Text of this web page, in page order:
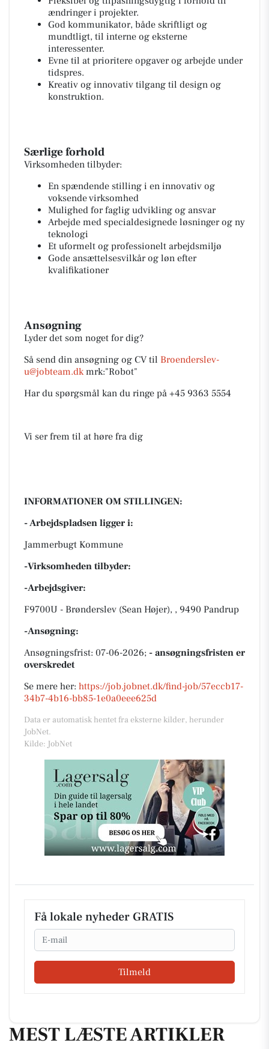
ændringer i projekter.
God kommunikator, både skriftligt og
mundtligt, til interne og eksterne
interessenter.
Evne til at prioritere opgaver og arbejde under
tidspres.
Kreativ og innovativ tilgang til design og
konstruktion.
Særlige forhold
Virksomheden tilbyder:
En spændende stilling i en innovativ og
voksende virksomhed
Mulighed for faglig udvikling og ansvar
Arbejde med specialdesignede løsninger og ny
teknologi
Et uformelt og professionelt arbejdsmiljø
Gode ansættelsesvilkår og løn efter
kvalifikationer
Ansøgning
Lyder det som noget for dig?
Så send din ansøgning og CV til Broenderslev-
u@jobteam.dkmrk:"Robot"
Har du spørgsmål kan du ringe på +45 9363 5554
Vi ser frem til at høre fra dig
INFORMATIONER OM STILLINGEN:
- Arbejdspladsen ligger i:
Jammerbugt Kommune
-Virksomheden tilbyder:
-Arbejdsgiver:
F9700U - Brønderslev (Sean Højer), , 9490 Pandrup
-Ansøgning:
Ansøgningsfrist: 07-06-2026; - ansøgningsfristen er
overskredet
Se mere her: https://job.jobnet.dk/find-job/57eccb17-
34b7-4b16-bb85-1e0a0eee625d
Data er automatisk hentet fra eksterne kilder, herunder
JobNet.
Kilde: JobNet
Få lokale nyheder GRATIS
Email
Tilmeld
MEST LÆSTE ARTIKLER